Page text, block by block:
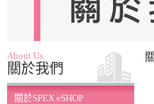
About Us
關於我們
關於SPEX eSHOP